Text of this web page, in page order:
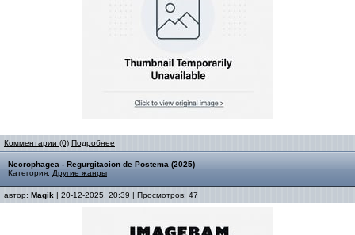
Комментарии (0) Подробнее
Necrophagea - Regurgitacion de Postema (2025)
Категория: Другие жанры
автор: Magik | 20-12-2025, 20:39 | Просмотров: 47